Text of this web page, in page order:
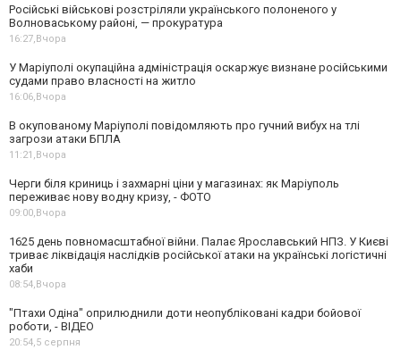
Російські військові розстріляли українського полоненого у
Волноваському районі, — прокуратура
16:27,Вчора
У Маріуполі окупаційна адміністрація оскаржує визнане російськими
судами право власності на житло
16:06,Вчора
В окупованому Маріуполі повідомляють про гучний вибух на тлі
загрози атаки БПЛА
11:21,Вчора
Черги біля криниць і захмарні ціни у магазинах: як Маріуполь
переживає нову водну кризу, - ФОТО
09:00,Вчора
1625 день повномасштабної війни. Палає Ярославський НПЗ. У Києві
триває ліквідація наслідків російської атаки на українські логістичні
хаби
08:54,Вчора
"Птахи Одіна" оприлюднили доти неопубліковані кадри бойової
роботи, - ВІДЕО
20:54,5 серпня